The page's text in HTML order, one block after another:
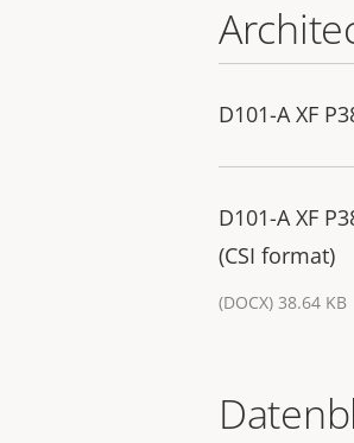
D101-A XF
D101-A XF
(CSI format)
(DOCX) 38.64 KB